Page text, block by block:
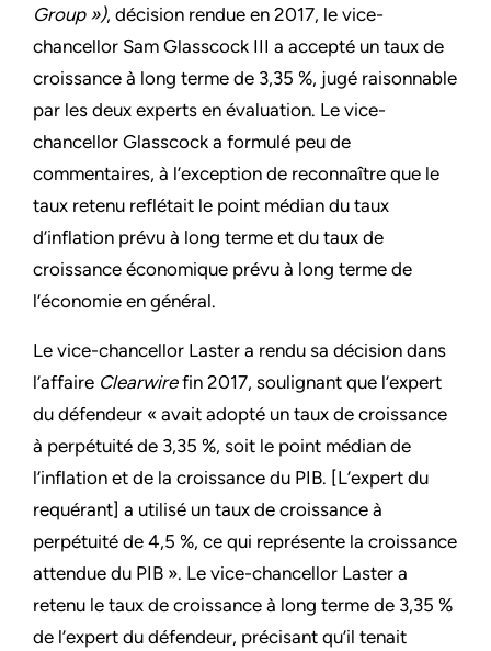
Group »), décision rendue en 2017, le vice-
chancellor Sam Glasscock III a accepté un taux de
croissance à long terme de 3,35 %, jugé raisonnable
par les deux experts en évaluation. Le vice-
chancellor Glasscock a formulé peu de
commentaires, à l’exception de reconnaître que le
taux retenu reflétait le point médian du taux
d’inflation prévu à long terme et du taux de
croissance économique prévu à long terme de
l’économie en général.
Le vice-chancellor Laster a rendu sa décision dans
l’affaire Clearwirefin 2017, soulignant que l’expert
du défendeur « avait adopté un taux de croissance
à perpétuité de 3,35 %, soit le point médian de
l’inflation et de la croissance du PIB. [L’expert du
requérant] a utilisé un taux de croissance à
perpétuité de 4,5 %, ce qui représente la croissance
attendue du PIB ». Le vice-chancellor Laster a
retenu le taux de croissance à long terme de 3,35 %
de l’expert du défendeur, précisant qu’il tenait